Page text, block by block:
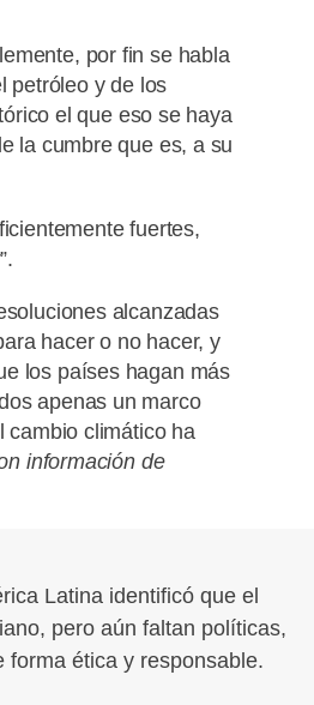
por fin se habla
petróleo y de los
el que eso se haya
la cumbre que es, a su
fuertes,
alcanzadas
hacer o no hacer, y
los países hagan más
apenas un marco
cambio climático ha
información de
Latina identificó que el
pero aún faltan políticas,
forma ética y responsable.